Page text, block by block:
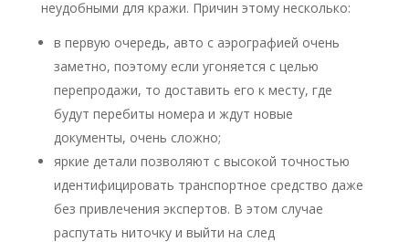
неудобными для кражи. Причин этому несколько:
в первую очередь, авто с аэрографией очень
заметно, поэтому если угоняется с целью
перепродажи, то доставить его к месту, где
будут перебиты номера и ждут новые
документы, очень сложно;
яркие детали позволяют с высокой точностью
идентифицировать транспортное средство даже
без привлечения экспертов. В этом случае
распутать ниточку и выйти на след